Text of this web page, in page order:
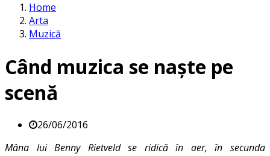
Home
Arta
Muzică
Când muzica se naște pe
scenă
26/06/2016
Mâna lui Benny Rietveld se ridică în aer, în secunda